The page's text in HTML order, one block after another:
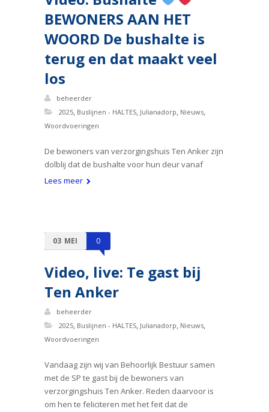
BEWONERS AAN HET
WOORD De bushalte is
terug en dat maakt veel
los
beheerder
2025, Buslijnen - HALTES, Julianadorp, Nieuws,
Woordvoeringen
De bewoners van verzorgingshuis Ten Anker zijn
dolblij dat de bushalte voor hun deur vanaf
Lees meer
03 MEI 0
Video, live: Te gast bij
Ten Anker
beheerder
2025, Buslijnen - HALTES, Julianadorp, Nieuws,
Woordvoeringen
Vandaag zijn wij van Behoorlijk Bestuur samen
met de SP te gast bij de bewoners van
verzorgingshuis Ten Anker. Reden daarvoor is
om hen te feliciteren met het feit dat de